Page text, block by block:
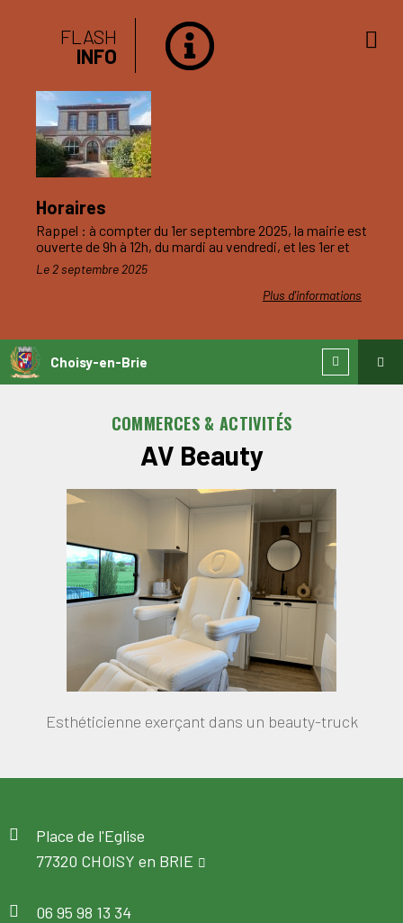
FLASH
INFO
Horaires
Plus d'informations
Rappel : à compter du 1er septembre 2025, la mairie est
ouverte de 9h à 12h, du mardi au vendredi, et les 1er et
3ème samedis du mois.
Le 2 septembre 2025
Choisy-en-Brie
COMMERCES & ACTIVITÉS
AV Beauty
Esthéticienne exerçant dans un beauty-truck
Place de l'Eglise
77320 CHOISY en BRIE
06 95 98 13 34